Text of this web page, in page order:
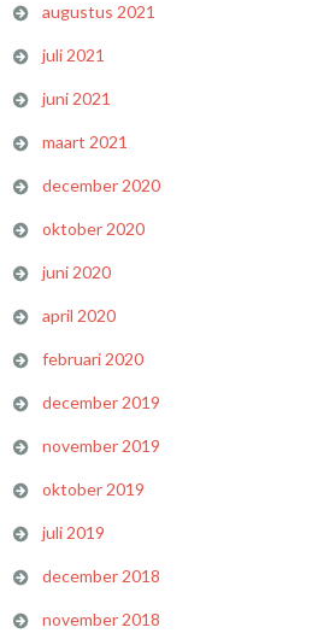
augustus 2021
juli 2021
juni 2021
maart 2021
december 2020
oktober 2020
juni 2020
april 2020
februari 2020
december 2019
november 2019
oktober 2019
juli 2019
december 2018
november 2018